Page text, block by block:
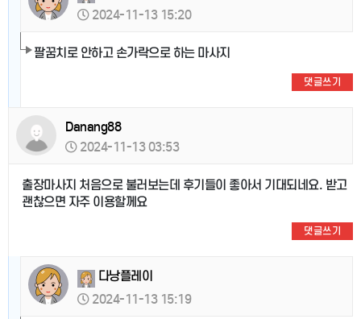
2024-11-13 15:20
팔꿈치로 안하고 손가락으로 하는 마사지
댓글쓰기
Danang88
2024-11-13 03:53
출장마사지 처음으로 불러보는데 후기들이 좋아서 기대되네요. 받고
괜찮으면 자주 이용할께요
댓글쓰기
다낭플레이
2024-11-13 15:19